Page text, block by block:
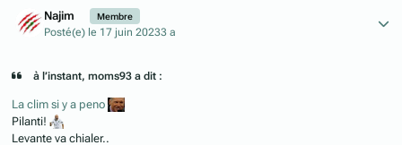
Najim Membre
Posté(e) le 17 juin 20233 a
à l’instant, moms93 a dit :
La clim si y a peno
Pilanti!
Levante va chialer..